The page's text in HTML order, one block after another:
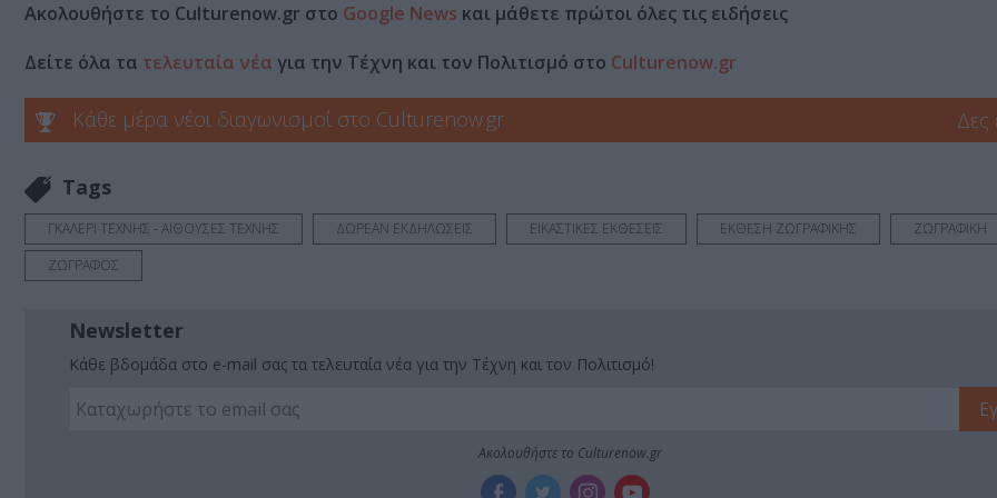
Ακολουθήστε το Culturenow.gr στο Google News και μάθετε πρώτοι όλες τις ειδήσεις
Δείτε όλα τα τελευταία νέα για την Τέχνη και τον Πολιτισμό στο Culturenow.gr
Κάθε μέρα νέοι διαγωνισμοί στο Culturenow.gr Δες
Tags
ΓΚΑΛΕΡΙ ΤΕΧΝΗΣ - ΑΙΘΟΥΣΕΣ ΤΕΧΝΗΣ ΔΩΡΕΑΝ ΕΚΔΗΛΩΣΕΙΣ ΕΙΚΑΣΤΙΚΕΣ ΕΚΘΕΣΕΙΣ ΕΚΘΕΣΗ ΖΩΓΡΑΦΙΚΗΣ
ΖΩΓΡΑΦΙΚΗ
ΖΩΓΡΑΦΟΣ
Newsletter
Κάθε βδομάδα στο e-mail σας τα τελευταία νέα για την Τέχνη και τον Πολιτισμό!
Ακολουθήστε το Culturenow.gr